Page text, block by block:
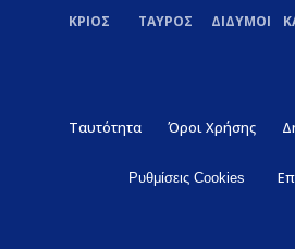
ΚΡΙΟΣ ΤΑΥΡΟΣ ΔΙΔΥΜΟΙ
Ταυτότητα Όροι Χρήσης
Ρυθμίσεις Cookies